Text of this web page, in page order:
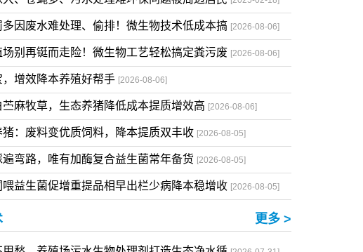
更多 >
、苍蝇多、污水处理难环保问题被周边居民[2025-02-18]
因废水难处理、偷排！微生物技术低成本搞[2026-08-06]
别再铤而走险！微生物工艺轻松搞定粪污废[2026-08-06]
增效降本养殖好帮手[2026-08-06]
麻牧草，生态养猪降低成本提质增效高[2026-08-06]
：废料变优质饲料，降本提质双丰收[2026-08-05]
弯路，唯有加酶复合益生菌常年备货[2026-08-05]
益生菌促增重提品相早出栏少病降本稳增收 [2026-08-05]